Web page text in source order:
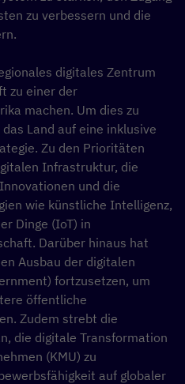
zu verbessern und die
digitales Zentrum
zu einer der
machen. Um dies zu
Land auf eine inklusive
Zu den Prioritäten
Infrastruktur, die
und die
wie künstliche Intelligenz,
Dinge (IoT) in
Darüber hinaus hat
Ausbau der digitalen
fortzusetzen, um
öffentliche
Zudem strebt die
die digitale Transformation
(KMU) zu
auf globaler